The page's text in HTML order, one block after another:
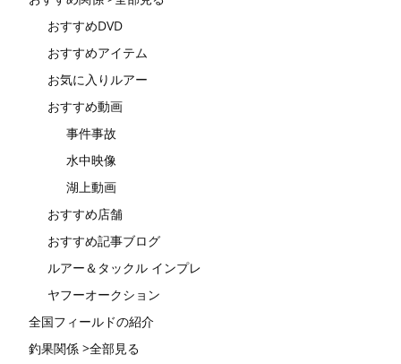
おすすめDVD
おすすめアイテム
お気に入りルアー
おすすめ動画
事件事故
水中映像
湖上動画
おすすめ店舗
おすすめ記事ブログ
ルアー＆タックル インプレ
ヤフーオークション
全国フィールドの紹介
釣果関係 >全部見る